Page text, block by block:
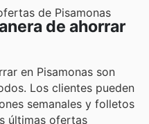
de Pisamonas
de ahorrar
en Pisamonas son
Los clientes pueden
semanales y folletos
últimas ofertas